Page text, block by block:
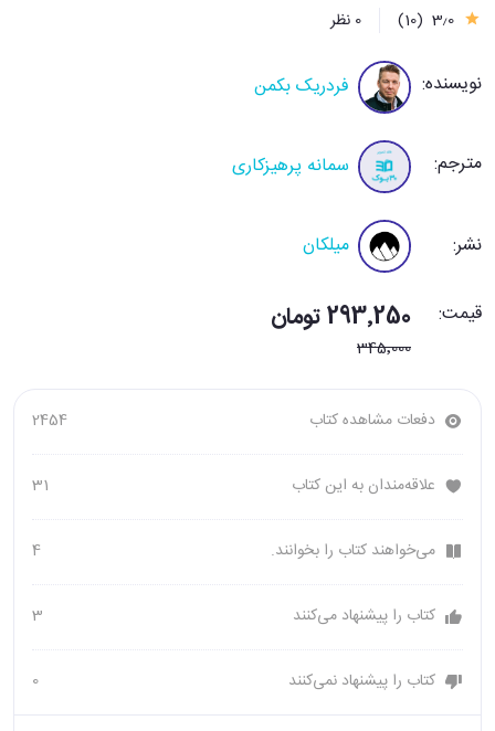
3٫0 (10) 0 نظر
نویسنده: فردریک بکمن
مترجم: سمانه پرهیزکاری
نشر: میلکان
قیمت: 293٬250 تومان
345٬000
دفعات مشاهده کتاب 2454
علاقه‌مندان به این کتاب 31
می‌خواهند کتاب را بخوانند. 4
کتاب را پیشنهاد می‌کنند 3
کتاب را پیشنهاد نمی‌کنند 0